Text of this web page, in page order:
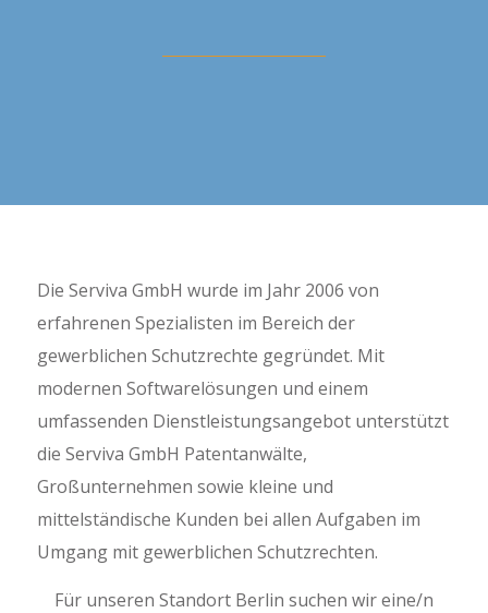
Die Serviva GmbH wurde im Jahr 2006 von
erfahrenen Spezialisten im Bereich der
gewerblichen Schutzrechte gegründet. Mit
modernen Softwarelösungen und einem
umfassenden Dienstleistungsangebot unterstützt
die Serviva GmbH Patentanwälte,
Großunternehmen sowie kleine und
mittelständische Kunden bei allen Aufgaben im
Umgang mit gewerblichen Schutzrechten.
Für unseren Standort Berlin suchen wir eine/n